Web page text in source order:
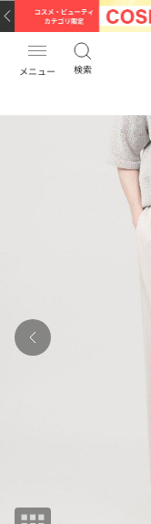
メニュー 検索